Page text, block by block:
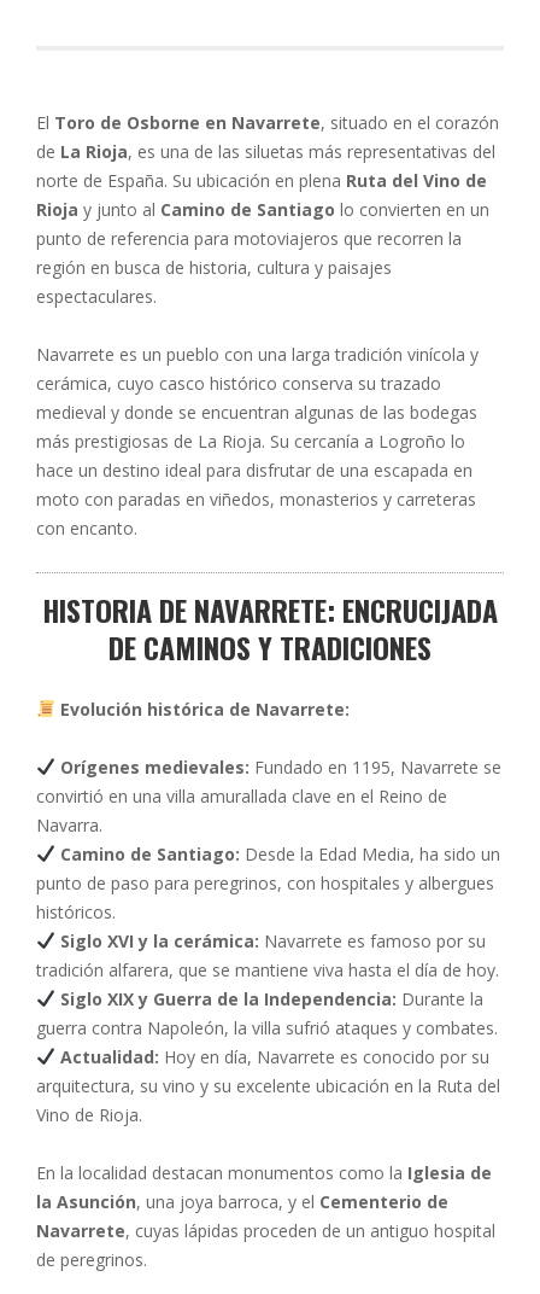
El Toro de Osborne en Navarrete, situado en el corazón
de La Rioja, es una de las siluetas más representativas del
norte de España. Su ubicación en plena Ruta del Vino de
Rioja y junto al Camino de Santiago lo convierten en un
punto de referencia para motoviajeros que recorren la
región en busca de historia, cultura y paisajes
espectaculares.
Navarrete es un pueblo con una larga tradición vinícola y
cerámica, cuyo casco histórico conserva su trazado
medieval y donde se encuentran algunas de las bodegas
más prestigiosas de La Rioja. Su cercanía a Logroño lo
hace un destino ideal para disfrutar de una escapada en
moto con paradas en viñedos, monasterios y carreteras
con encanto.
HISTORIA DE NAVARRETE: ENCRUCIJADA
DE CAMINOS Y TRADICIONES
Evolución histórica de Navarrete:
Orígenes medievales: Fundado en 1195, Navarrete se
convirtió en una villa amurallada clave en el Reino de
Navarra.
Camino de Santiago: Desde la Edad Media, ha sido un
punto de paso para peregrinos, con hospitales y albergues
históricos.
Siglo XVI y la cerámica: Navarrete es famoso por su
tradición alfarera, que se mantiene viva hasta el día de hoy.
Siglo XIX y Guerra de la Independencia: Durante la
guerra contra Napoleón, la villa sufrió ataques y combates.
Actualidad: Hoy en día, Navarrete es conocido por su
arquitectura, su vino y su excelente ubicación en la Ruta del
Vino de Rioja.
En la localidad destacan monumentos como la Iglesia de
la Asunción, una joya barroca, y el Cementerio de
Navarrete, cuyas lápidas proceden de un antiguo hospital
de peregrinos.